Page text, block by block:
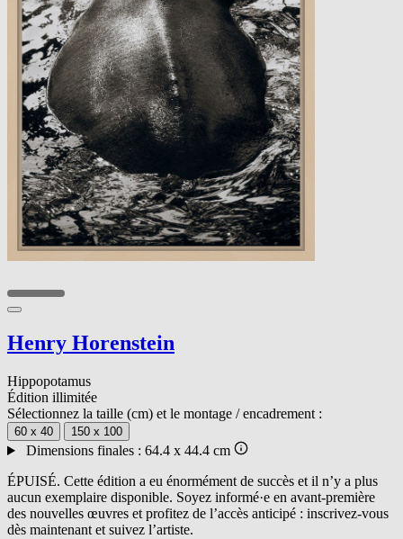
Henry Horenstein
Hippopotamus
Édition illimitée
Sélectionnez la taille (cm) et le montage / encadrement :
60 x 40 150 x 100
Dimensions finales : 64.4 x 44.4 cm
ÉPUISÉ. Cette édition a eu énormément de succès et il n’y a plus
aucun exemplaire disponible. Soyez informé·e en avant-première
des nouvelles œuvres et profitez de l’accès anticipé : inscrivez-vous
dès maintenant et suivez l’artiste.